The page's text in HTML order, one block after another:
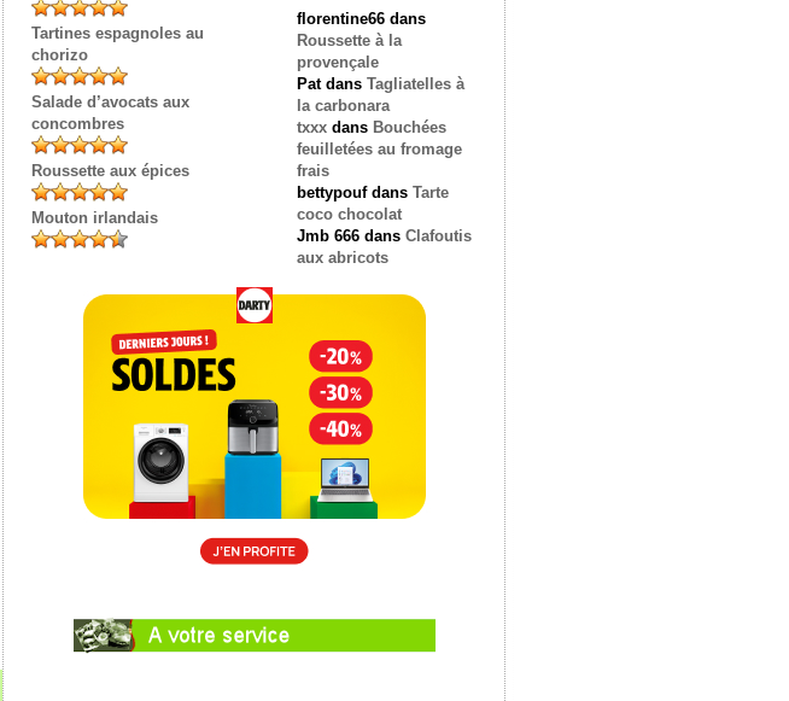
Tartines espagnoles au
chorizo
Salade d’avocats aux
concombres
Roussette aux épices
Mouton irlandais
florentine66 dans
Roussette à la
provençale
Patdans Tagliatelles à
la carbonara
txxx dans Bouchées
feuilletées au fromage
frais
bettypoufdans Tarte
coco chocolat
Jmb 666 dans Clafoutis
aux abricots